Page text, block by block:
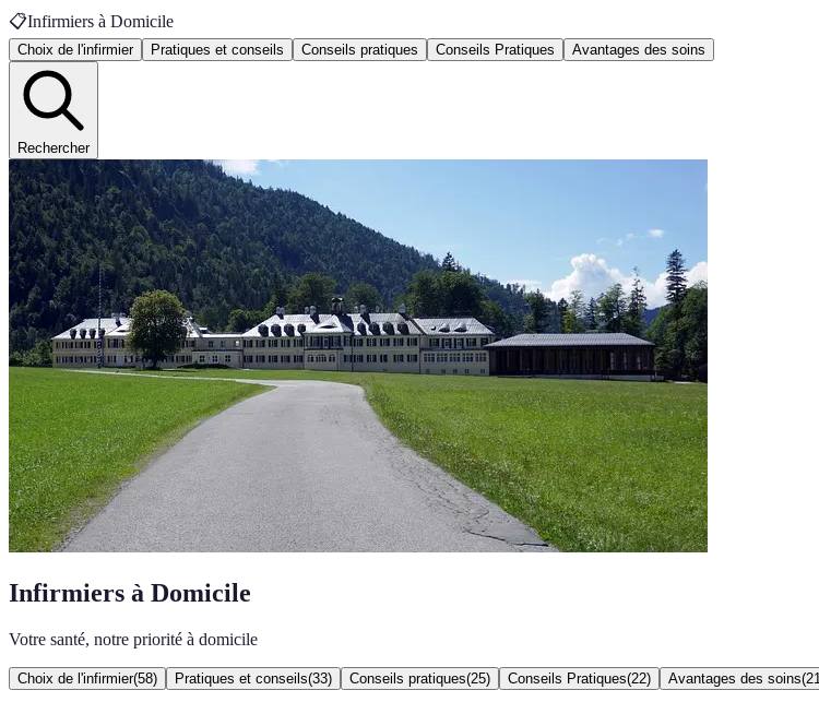
📋Infirmiers à Domicile
Choix de l'infirmier Pratiques et conseils Conseils pratiques Conseils Pratiques Avantages des soins
Rechercher
Infirmiers à Domicile
Votre santé, notre priorité à domicile
Choix de l'infirmier(58) Pratiques et conseils(33) Conseils pratiques(25) Conseils Pratiques(22) Avantages des soins(21